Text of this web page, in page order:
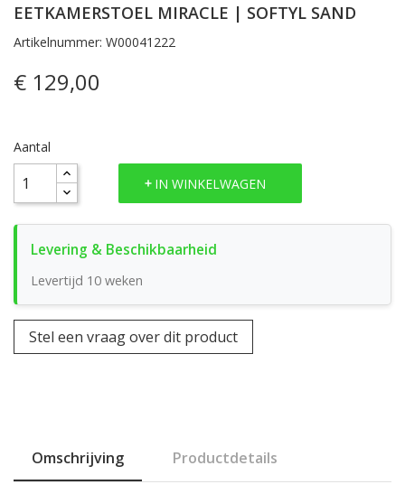
EETKAMERSTOEL MIRACLE | SOFTYL SAND
Artikelnummer: W00041222
€ 129,00
Aantal
IN WINKELWAGEN
Levertijd 10 weken
Stel een vraag over dit product
Omschrijving Productdetails